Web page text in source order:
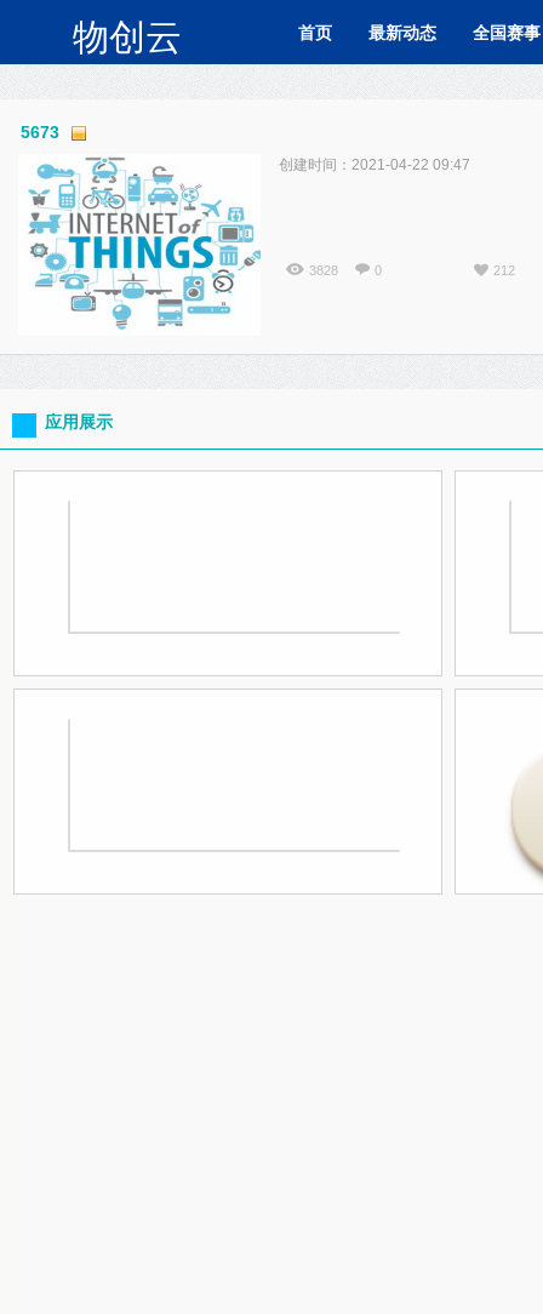
物创云 首页 最新动态 全国赛事
5673
创建时间：2021-04-22 09:47
3828 0 212
应用展示